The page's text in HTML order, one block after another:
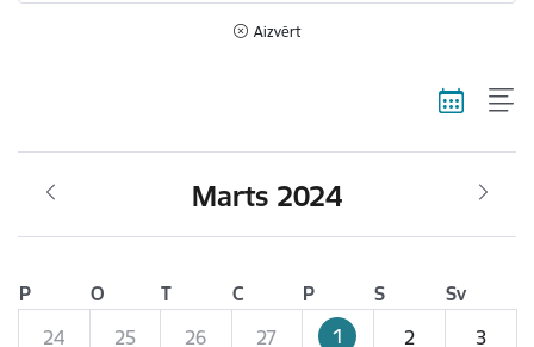
Aizvērt
Marts 2024
P O T C P S
Sv
24
25 26 27 1 2 3